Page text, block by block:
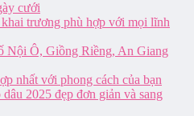
cưới
trương phù hợp với mọi lĩnh
Nội Ô, Giồng Riềng, An Giang
nhất với phong cách của bạn
2025 đẹp đơn giản và sang